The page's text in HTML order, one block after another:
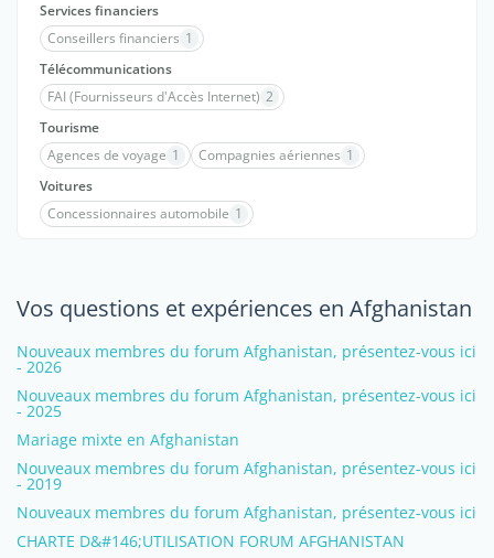
Services financiers
Conseillers financiers 1
Télécommunications
FAI (Fournisseurs d'Accès Internet) 2
Tourisme
Agences de voyage 1 Compagnies aériennes 1
Voitures
Concessionnaires automobile 1
Vos questions et expériences en Afghanistan
Nouveaux membres du forum Afghanistan, présentez-vous ici
- 2026
Nouveaux membres du forum Afghanistan, présentez-vous ici
- 2025
Mariage mixte en Afghanistan
Nouveaux membres du forum Afghanistan, présentez-vous ici
- 2019
Nouveaux membres du forum Afghanistan, présentez-vous ici
CHARTE D&#146;UTILISATION FORUM AFGHANISTAN